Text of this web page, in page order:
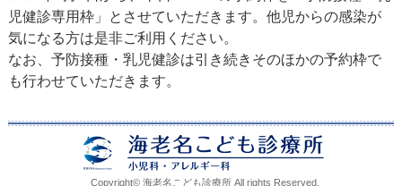
児健診専用枠」とさせていただきます。他児からの感染が
気になる方は是非ご利用ください。
なお、予防接種・乳児健診は引き続きそのほかの予約枠で
も行わせていただきます。
Copyright©海老名こども診療所 All rights Reserved.